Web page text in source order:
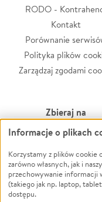
RODO -
Kontakt
Porównanie
Polityka plików
Zarządzaj zgodami
Zbieraj na
Leczenie
Zwierzęta
Pożar
Ukraina
Informacje o plikach
Korzystamy z plików cookie
zarówno własnych, jak i
przechowywanie informacji
(takiego jak np. laptop,
dostępu.